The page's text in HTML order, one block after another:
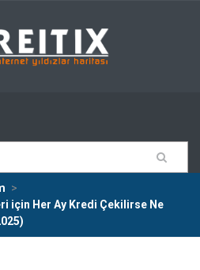
için Her Ay Kredi Çekilirse Ne